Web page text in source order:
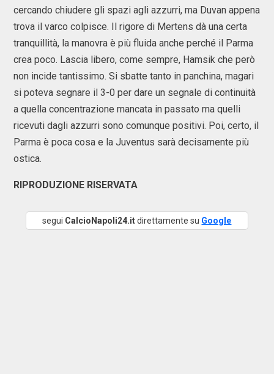
cercando chiudere gli spazi agli azzurri, ma Duvan appena
trova il varco colpisce. Il rigore di Mertens dà una certa
tranquillità, la manovra è più fluida anche perché il Parma
crea poco. Lascia libero, come sempre, Hamsik che però
non incide tantissimo. Si sbatte tanto in panchina, magari
si poteva segnare il 3-0 per dare un segnale di continuità
a quella concentrazione mancata in passato ma quelli
ricevuti dagli azzurri sono comunque positivi. Poi, certo, il
Parma è poca cosa e la Juventus sarà decisamente più
ostica.
RIPRODUZIONE RISERVATA
segui CalcioNapoli24.itdirettamente su Google